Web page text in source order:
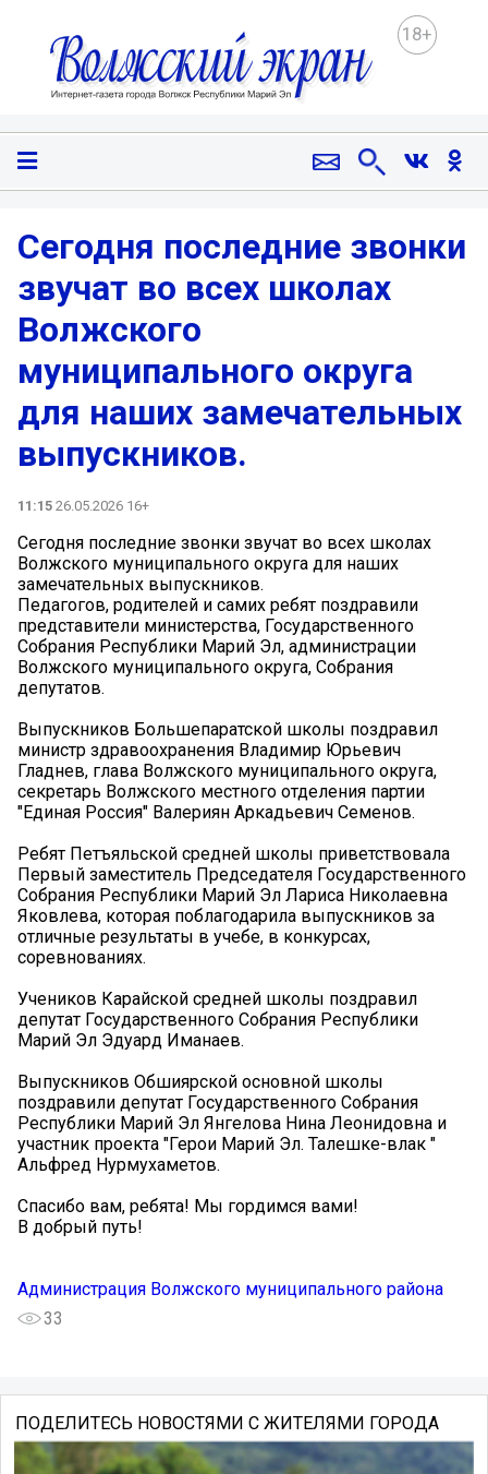
18+
Сегодня последние звонки
звучат во всех школах
Волжского
муниципального округа
для наших замечательных
выпускников.
11:15 26.05.2026 16+
Сегодня последние звонки звучат во всех школах
Волжского муниципального округа для наших
замечательных выпускников.
Педагогов, родителей и самих ребят поздравили
представители министерства, Государственного
Собрания Республики Марий Эл, администрации
Волжского муниципального округа, Собрания
депутатов.
Выпускников Большепаратской школы поздравил
министр здравоохранения Владимир Юрьевич
Гладнев, глава Волжского муниципального округа,
секретарь Волжского местного отделения партии
"Единая Россия" Валериян Аркадьевич Семенов.
Ребят Петъяльской средней школы приветствовала
Первый заместитель Председателя Государственного
Собрания Республики Марий Эл Лариса Николаевна
Яковлева, которая поблагодарила выпускников за
отличные результаты в учебе, в конкурсах,
соревнованиях.
Учеников Карайской средней школы поздравил
депутат Государственного Собрания Республики
Марий Эл Эдуард Иманаев.
Выпускников Обшиярской основной школы
поздравили депутат Государственного Собрания
Республики Марий Эл Янгелова Нина Леонидовна и
участник проекта "Герои Марий Эл. Талешке-влак "
Альфред Нурмухаметов.
Спасибо вам, ребята! Мы гордимся вами!
В добрый путь!
Администрация Волжского муниципального района
33
ПОДЕЛИТЕСЬ НОВОСТЯМИ С ЖИТЕЛЯМИ ГОРОДА